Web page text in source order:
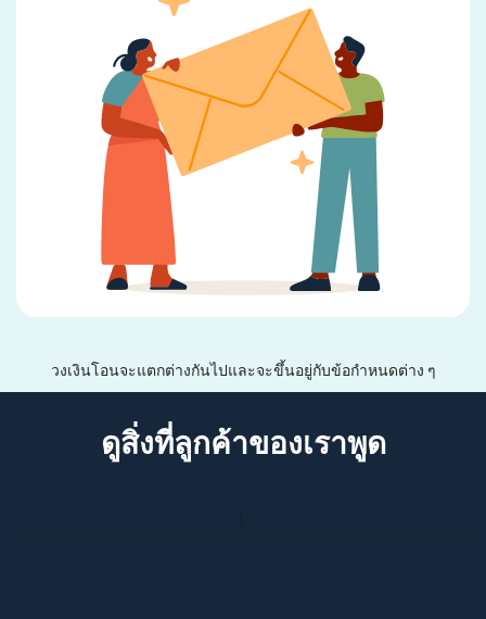
วงเงินโอนจะแตกต่างกันไปและจะขึ้นอยู่กับข้อกำหนดต่าง ๆ
ดูสิ่งที่ลูกค้าของเราพูด